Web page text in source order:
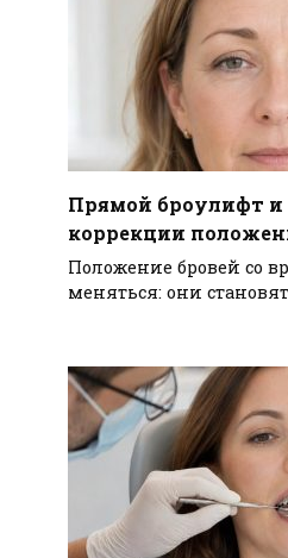
Прямой броулифт и
коррекции
Положение бровей со
меняться: они